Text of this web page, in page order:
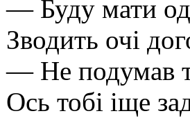
— Буду мати
Зводить очі
— Не подумав
Ось тобі іще